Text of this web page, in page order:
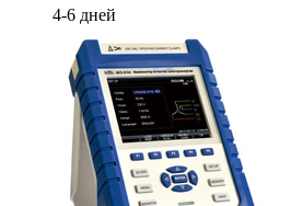
4-6 дней